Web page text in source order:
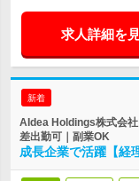
求人詳細を
新着
AIdea Holdings株式会
差出勤可｜副業OK
成長企業で活躍【経